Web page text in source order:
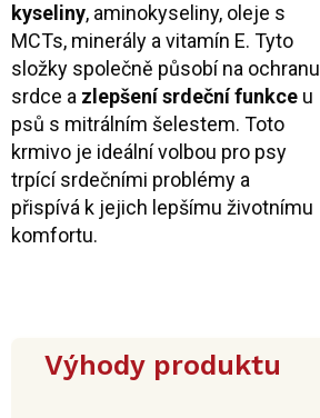
kyseliny, aminokyseliny, oleje s
MCTs, minerály a vitamín E. Tyto
složky společně působí na ochranu
srdce a zlepšení srdeční funkce u
psů s mitrálním šelestem. Toto
krmivo je ideální volbou pro psy
trpící srdečními problémy a
přispívá k jejich lepšímu životnímu
komfortu.
Výhody produktu